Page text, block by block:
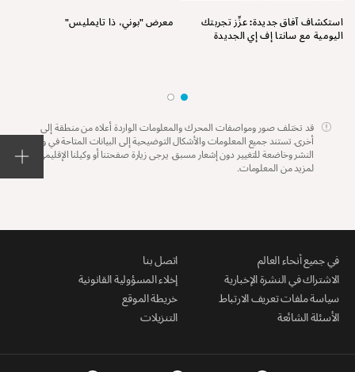
استكشاف آفاق جديدة: عزِّز تجربتك
اليومية مع سانتا إف إي الجديدة
معرض "بوني، ذا تايمليس"
قد تختلف صور ومواصفات المحرك والمعلومات الواردة أعلاه من منطقة إلى
أخرى. تستند جميع المعلومات والأشكال التوضيحية إلى البيانات المتاحة في وقت
النشر وخاضعة للتغيير دون إشعار مسبق. يرجى زيارة صفحتنا أو وكيلنا الإقليمي
لمزيد من المعلومات.
في جميع أنحاء العالم
اتصل بنا
الاشتراك في النشرة الإخبارية
إخلاء المسؤولية القانونية
سياسة ملفات تعريف الارتباط
خريطة الموقع
الأسئلة الشائعة
التنزيلات